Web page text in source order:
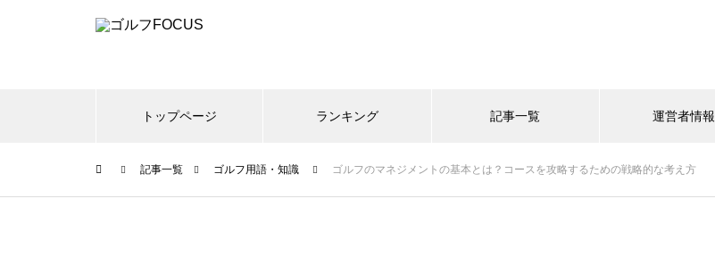
トップページ ランキング 記事一覧 運営者情報
記事一覧 ゴルフ用語・知識 ゴルフのマネジメントの基本とは？コースを攻略するための戦略的な考え方